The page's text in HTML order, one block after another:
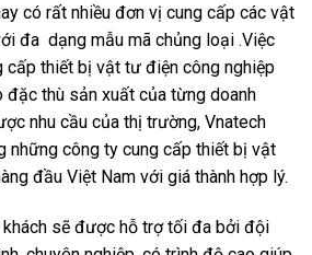
có rất nhiều đơn vị cung cấp các vật
đa dạng mẫu mã chủng loại .Việc
cấp thiết bị vật tư điện công nghiệp
đặc thù sản xuất của từng doanh
nhu cầu của thị trường, Vnatech
những công ty cung cấp thiết bị vật
đầu Việt Nam với giá thành hợp lý.
khách sẽ được hỗ trợ tối đa bởi đội